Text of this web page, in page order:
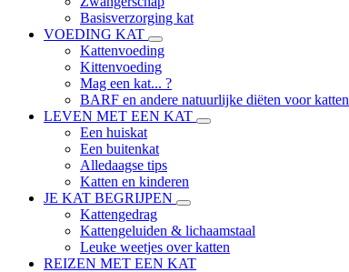
Basisverzorging kat
VOEDING KAT
Kattenvoeding
Kittenvoeding
Mag een kat... ?
BARF en andere natuurlijke diëten voor katten
LEVEN MET EEN KAT
Een huiskat
Een buitenkat
Alledaagse tips
Katten en kinderen
JE KAT BEGRIJPEN
Kattengedrag
Kattengeluiden & lichaamstaal
Leuke weetjes over katten
REIZEN MET EEN KAT